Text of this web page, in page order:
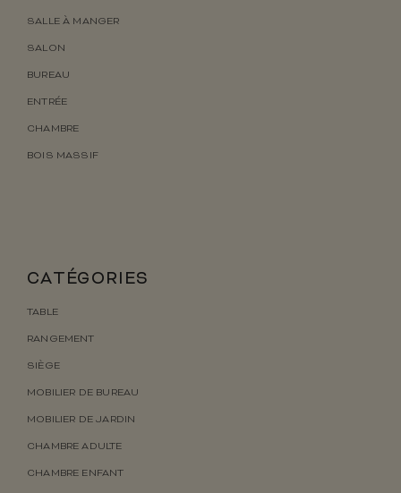
SALLE À MANGER
SALON
BUREAU
ENTRÉE
CHAMBRE
BOIS MASSIF
CATÉGORIES
TABLE
RANGEMENT
SIÈGE
MOBILIER DE BUREAU
MOBILIER DE JARDIN
CHAMBRE ADULTE
CHAMBRE ENFANT